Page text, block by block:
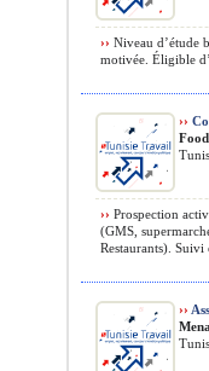
›› Niveau d’étude
motivée. Éligible
››
›› Prospection
(GMS,
Restaurants).
››